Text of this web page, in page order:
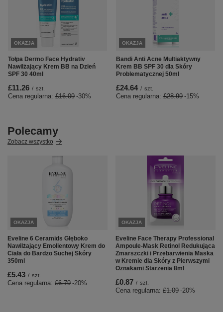
OKAZJA
Tołpa Dermo Face Hydrativ
Nawilżający Krem BB na Dzień
SPF 30 40ml
£11.26 / szt.
Cena regularna: £16.09 -30%
OKAZJA
Bandi Anti Acne Multiaktywny
Krem BB SPF 30 dla Skóry
Problematycznej 50ml
£24.64 / szt.
Cena regularna: £28.99 -15%
Polecamy
Zobacz wszystko
OKAZJA
Eveline 6 Ceramids Głęboko
Nawilżający Emolientowy Krem do
Ciała do Bardzo Suchej Skóry
350ml
£5.43 / szt.
Cena regularna: £6.79 -20%
OKAZJA
Eveline Face Therapy Professional
Ampoule-Mask Retinol Redukująca
Zmarszczki i Przebarwienia Maska
w Kremie dla Skóry z Pierwszymi
Oznakami Starzenia 8ml
£0.87 / szt.
Cena regularna: £1.09 -20%